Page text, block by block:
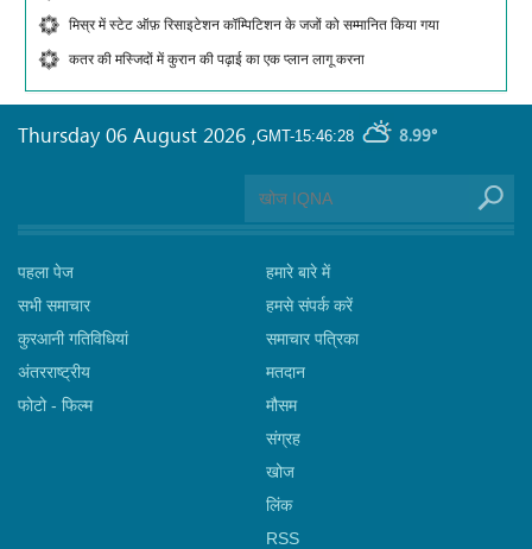
मिस्र में स्टेट ऑफ़ रिसाइटेशन कॉम्पिटिशन के जजों को सम्मानित किया गया
कतर की मस्जिदों में कुरान की पढ़ाई का एक प्लान लागू करना
GMT-15:46:28 8.99°
Thursday 06 August 2026 ,
पहला पेज
सभी समाचार
कुरआनी गतिविधियां
अंतरराष्ट्रीय
फोटो - फिल्म
हमारे बारे में
हमसे संपर्क करें
समाचार पत्रिका
मतदान
मौसम
संग्रह
खोज
लिंक
RSS